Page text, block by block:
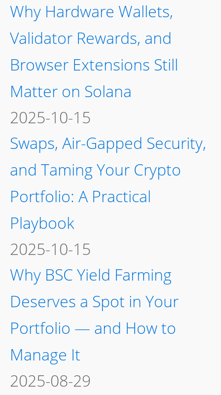
Why Hardware Wallets,
Validator Rewards, and
Browser Extensions Still
Matter on Solana
2025-10-15
Swaps, Air-Gapped Security,
and Taming Your Crypto
Portfolio: A Practical
Playbook
2025-10-15
Why BSC Yield Farming
Deserves a Spot in Your
Portfolio — and How to
Manage It
2025-08-29